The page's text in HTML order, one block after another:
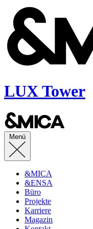
LUX Tower
Menü
&MICA
&ENSA
Büro
Projekte
Karriere
Magazin